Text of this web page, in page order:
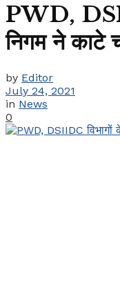
PWD,
निगम ने काटे
by Editor
July 24, 2021
in News
0